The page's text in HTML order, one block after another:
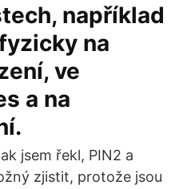
například
na
ve
a na
jsem řekl, PIN2 a
zjistit, protože jsou